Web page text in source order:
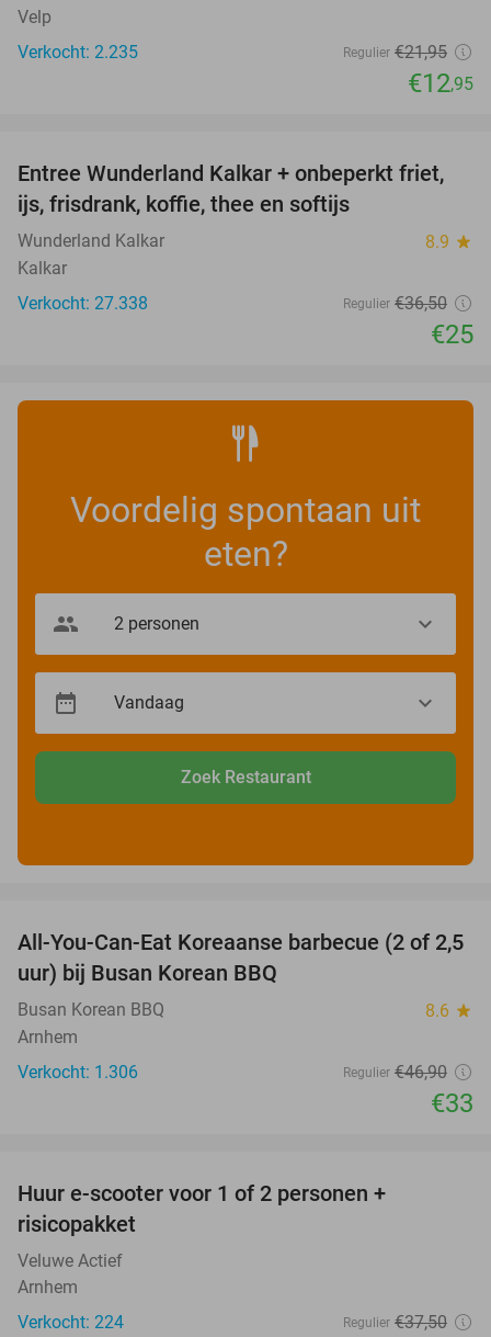
Velp
Verkocht: 2.235
Regulier €21,95
€12,95
32%
Entree Wunderland Kalkar + onbeperkt friet,
ijs, frisdrank, koffie, thee en softijs
Wunderland Kalkar 8.9 star
Kalkar
Verkocht: 27.338
Regulier €36,50
€25
Voordelig spontaan uit
eten?
Zoek Restaurant
30%
All-You-Can-Eat Koreaanse barbecue (2 of 2,5
uur) bij Busan Korean BBQ
Busan Korean BBQ 8.6 star
Arnhem
Verkocht: 1.306
Regulier €46,90
€33
Huur e-scooter voor 1 of 2 personen +
risicopakket
Veluwe Actief
Arnhem
Verkocht: 224
Regulier €37,50